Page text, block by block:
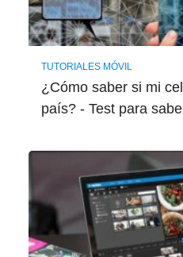
TUTORIALES MÓVIL
¿Cómo saber si mi
país? - Test para